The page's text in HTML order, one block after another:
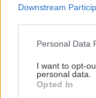
Downstream
Please note that
not limited to your
grant or deny
use your data for
Personal Data
I want to opt-
personal data.
Opted In